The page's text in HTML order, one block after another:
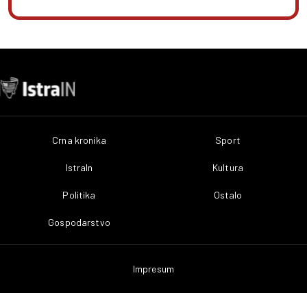
Crna kronika
IstraIn
Politika
Gospodarstvo
Sport
Kultura
Ostalo
Impresum